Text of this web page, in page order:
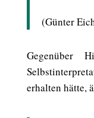
(Günter
Gegenüber
erhalten hätte,